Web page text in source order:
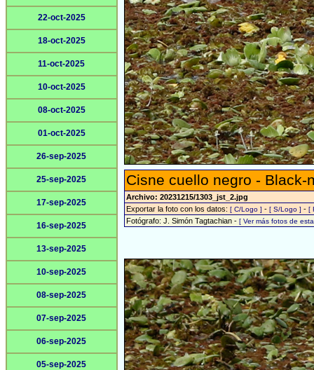
22-oct-2025
18-oct-2025
11-oct-2025
10-oct-2025
08-oct-2025
01-oct-2025
26-sep-2025
25-sep-2025
17-sep-2025
16-sep-2025
13-sep-2025
10-sep-2025
08-sep-2025
07-sep-2025
06-sep-2025
05-sep-2025
Cisne cuello negro -
Archivo: 20231215/1303_jst_2.jpg
Exportar la foto con los datos: [ C/Logo ] - [ S/Logo ] - [
Fotógrafo: J. Simón Tagtachian - [ Ver más fotos de